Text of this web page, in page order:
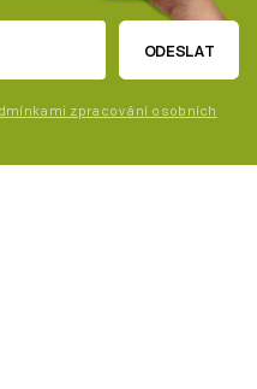
ODESLAT
zpracování osobních